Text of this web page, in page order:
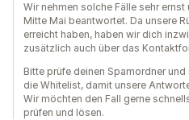
Wir nehmen solche Fälle sehr
Mitte Mai beantwortet. Da unsere
erreicht haben, haben wir dich
zusätzlich auch über das
Bitte prüfe deinen Spamordner
die Whitelist, damit unsere
Wir möchten den Fall gerne
prüfen und lösen.